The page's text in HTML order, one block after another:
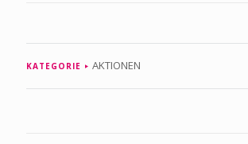
KATEGORIE AKTIONEN